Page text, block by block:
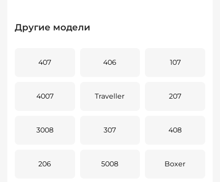
Другие модели
407 406 107
4007 Traveller 207
3008 307 408
206 5008 Boxer